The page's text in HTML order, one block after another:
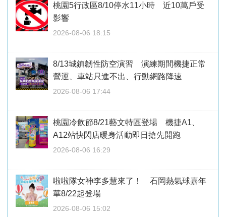
桃園5行政區8/10停水11小時 近10萬戶受
影響
2026-08-06 18:15
8/13城鎮韌性防空演習 演練期間機捷正常
營運、車站只進不出、行動網路降速
2026-08-06 17:44
桃園冷飲節8/21藝文特區登場 機捷A1、
A12站快閃店暖身活動即日搶先開跑
2026-08-06 16:29
啦啦隊女神李多慧來了！ 石岡熱氣球嘉年
華8/22起登場
2026-08-06 15:02